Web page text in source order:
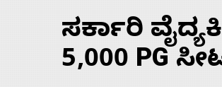
ಸರ್ಕಾರಿ
5,000 PG